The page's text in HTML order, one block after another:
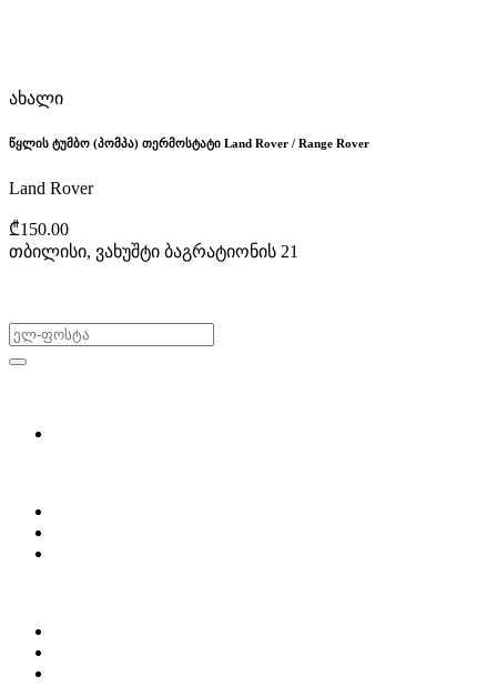
ახალი
წყლის ტუმბო (პომპა) თერმოსტატი Land Rover / Range Rover
Land Rover
₾150.00
თბილისი, ვახუშტი ბაგრატიონის 21